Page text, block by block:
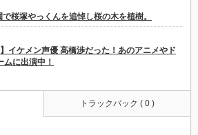
桜塚やっくんを追悼し桜の木を植樹。
】イケメン声優 高橋渉だった！あのアニメやド
ムに出演中！
トラックバック ( 0 )